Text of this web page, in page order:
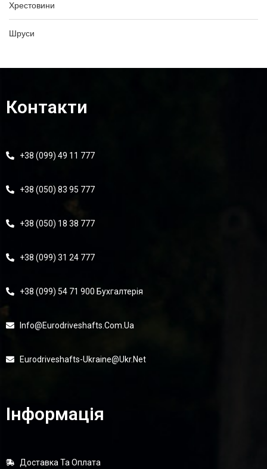
Хрестовини
Шруси
Контакти
+38 (099) 49 11 777
+38 (050) 83 95 777
+38 (050) 18 38 777
+38 (099) 31 24 777
+38 (099) 54 71 900 Бухгалтерія
Info@eurodriveshafts.com.ua
Eurodriveshafts-Ukraine@ukr.net
Інформація
Доставка Та Оплата